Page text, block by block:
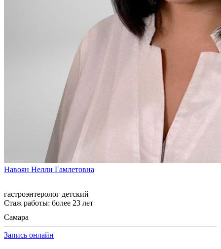
Навоян Нелли Гамлетовна
гастроэнтеролог детский
Стаж работы: более 23 лет
Самара
Запись онлайн